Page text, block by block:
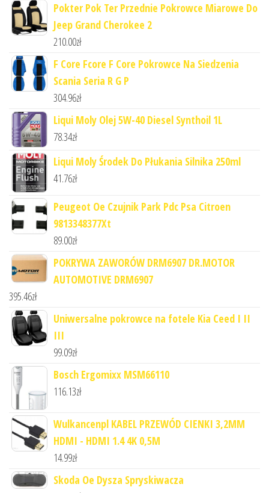
Pokter Pok Ter Przednie Pokrowce Miarowe Do
Jeep Grand Cherokee 2
210.00zł
F Core Fcore F Core Pokrowce Na Siedzenia
Scania Seria R G P
304.96zł
Liqui Moly Olej 5W-40 Diesel Synthoil 1L
78.34zł
Liqui Moly Środek Do Płukania Silnika 250ml
41.76zł
Peugeot Oe Czujnik Park Pdc Psa Citroen
9813348377Xt
89.00zł
POKRYWA ZAWORÓW DRM6907 DR.MOTOR
AUTOMOTIVE DRM6907
395.46zł
Uniwersalne pokrowce na fotele Kia Ceed I II
III
99.09zł
Bosch Ergomixx MSM66110
116.13zł
Wulkancenpl KABEL PRZEWÓD CIENKI 3,2MM
HDMI - HDMI 1.4 4K 0,5M
14.99zł
Skoda Oe Dysza Spryskiwacza